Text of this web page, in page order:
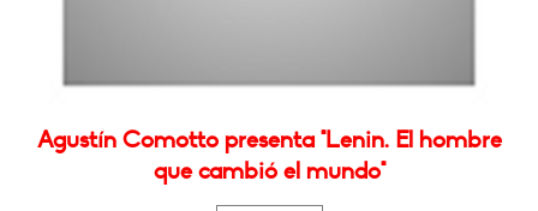
Agustín Comotto presenta "Lenin. El hombre
que cambió el mundo"